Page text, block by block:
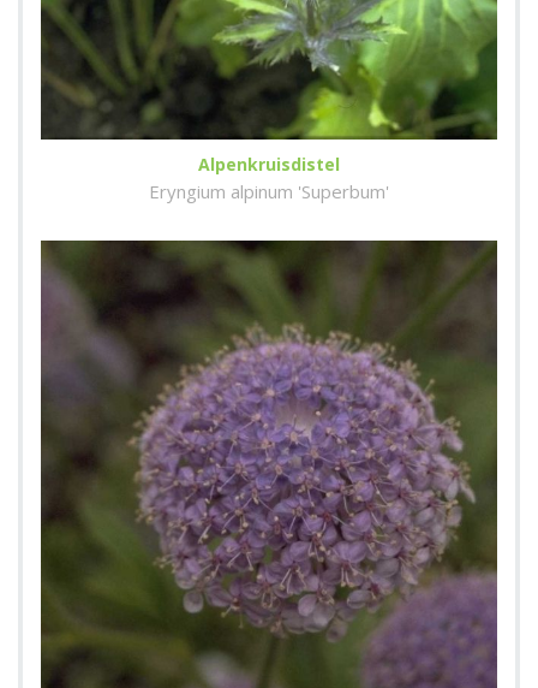
Alpenkruisdistel
Eryngium alpinum 'Superbum'